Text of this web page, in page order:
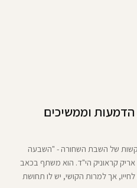
וממשיכים
של השבת השחורה - "השבעה
קראוניק הי"ד. הוא משתף בכאב
לחייו, אך למרות הקושי, יש לו תחושת